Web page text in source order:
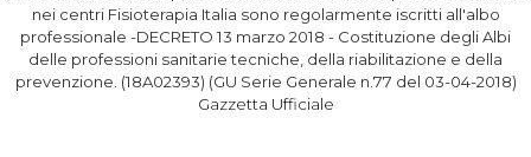
nei centri Fisioterapia Italia sono regolarmente iscritti all'albo
professionale -DECRETO 13 marzo 2018 - Costituzione degli Albi
delle professioni sanitarie tecniche, della riabilitazione e della
prevenzione. (18A02393) (GU Serie Generale n.77 del 03-04-2018)
Gazzetta Ufficiale